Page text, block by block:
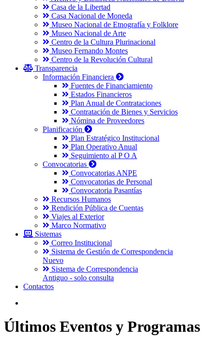
Casa de la Libertad
Casa Nacional de Moneda
Museo Nacional de Etnografía y Folklore
Museo Nacional de Arte
Centro de la Cultura Plurinacional
Museo Fernando Montes
Centro de la Revolución Cultural
Transparencia
Información Financiera
Fuentes de Financiamiento
Estados Financieros
Plan Anual de Contrataciones
Contratación de Bienes y Servicios
Nómina de Proveedores
Planificación
Plan Estratégico Institucional
Plan Operativo Anual
Seguimiento al P O A
Convocatorias
Convocatorias ANPE
Convocatorias de Personal
Convocatoria Pasantías
Recursos Humanos
Rendición Pública de Cuentas
Viajes al Exterior
Marco Normativo
Sistemas
Correo Institucional
Sistema de Gestión de Correspondencia
Nuevo
Sistema de Correspondencia
Antiguo - solo consulta
Contactos
Últimos Eventos y Programas